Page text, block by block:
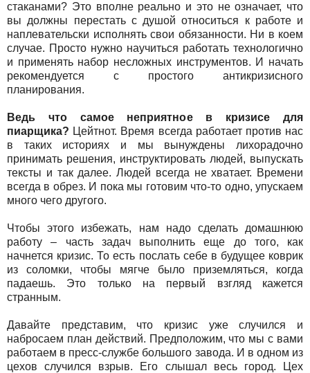
стаканами? Это вполне реально и это не означает, что
вы должны перестать с душой относиться к работе и
наплевательски исполнять свои обязанности. Ни в коем
случае. Просто нужно научиться работать технологично
и применять набор несложных инструментов. И начать
рекомендуется с простого антикризисного
планирования.
Ведь что самое неприятное в кризисе для
пиарщика? Цейтнот. Время всегда работает против нас
в таких историях и мы вынуждены лихорадочно
принимать решения, инструктировать людей, выпускать
тексты и так далее. Людей всегда не хватает. Времени
всегда в обрез. И пока мы готовим что-то одно, упускаем
много чего другого.
Чтобы этого избежать, нам надо сделать домашнюю
работу – часть задач выполнить еще до того, как
начнется кризис. То есть послать себе в будущее коврик
из соломки, чтобы мягче было приземляться, когда
падаешь. Это только на первый взгляд кажется
странным.
Давайте представим, что кризис уже случился и
набросаем план действий. Предположим, что мы с вами
работаем в пресс-службе большого завода. И в одном из
цехов случился взрыв. Его слышал весь город. Цех